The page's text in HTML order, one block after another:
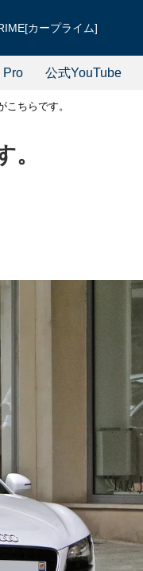
カープライム]
Pro 公式YouTube
こちらです。